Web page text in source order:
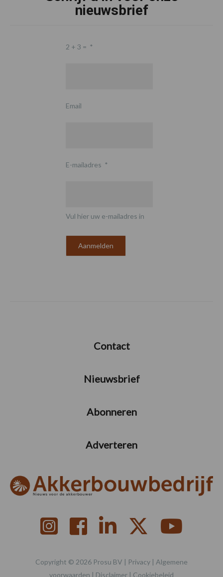
nieuwsbrief
2 + 3 = *
Email
E-mailadres *
Vul hier uw e-mailadres in
Contact
Nieuwsbrief
Abonneren
Adverteren
Copyright © 2026 Prosu BV | Privacy | Algemene
voorwaarden | Disclaimer | Cookiebeleid